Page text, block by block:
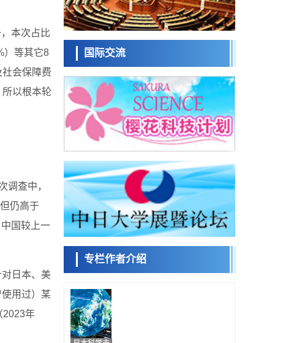
本次占比
）等其它8
会保障费
以根本轮
调查中，
仍高于
国较上一
日本、美
用过）某
2023年
东京都健康长寿医疗中心跨器官揭示衰老过
程中的糖链变化
科学研究
产总研无需石油利用松脂制备石墨前驱体，
可作为电池电极材料
科学研究
板块边界锁定状态存在区域差异
政策
日本第2次医疗研究开发调整费，根据一线实
际情况和需求分配99.3亿日元
科学研究
千叶大学鉴定出导致难治性疾病“肺高血压症”
恶化的蛋白质“MYL9/12”，会引发血管结构恶
化
科学研究
京都大学高效生成光的构成单元“光子”，可应
用于量子计算机
科学研究
用数理模型诠释慢性荨麻疹的发病机理，借
助数学的力量实现个体化最佳治疗
科学研究
【JST事业成果】发现室温下工作的交替磁体
科学研究
夜景也能清晰呈现在纸上——日本“铁路摄影
科学研究
【JST事业成果】开发低成本与低功耗的新型
AI处理器
政策
日本科研费增设国际共同研究强化新类别，
国际交流
专栏作者介绍
来馆 科学交
流员
小岩井忠道 泷川 进 戴维
陈小牧 李鸥 安宁